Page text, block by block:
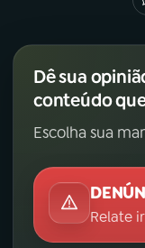
TikTok
Dê sua
conteúdo
Escolha sua
Relate